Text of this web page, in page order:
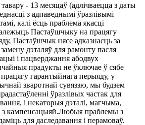
- 13 месяцаў (адлічваецца з даты
з адпаведнымі ўразлівымі
калі ёсць праблема якасці
Пастаўшчыку на працягу
Пастаўшчык нясе адказнасць за
дэталяў для рамонту пасля
і пацверджання абодвух
прадукты не ўключае ў сябе
гарантыйнага перыяду, у
зваротнай сувяззю, мы будзем
ўразлівых частак для
і некаторыя дэталі, магчыма,
з кампенсацыяй.Любыя праблемы з
для даследавання і перамоваў.